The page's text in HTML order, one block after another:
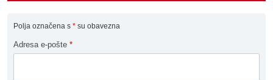
Polja označena s * su obavezna
Adresa e-pošte *